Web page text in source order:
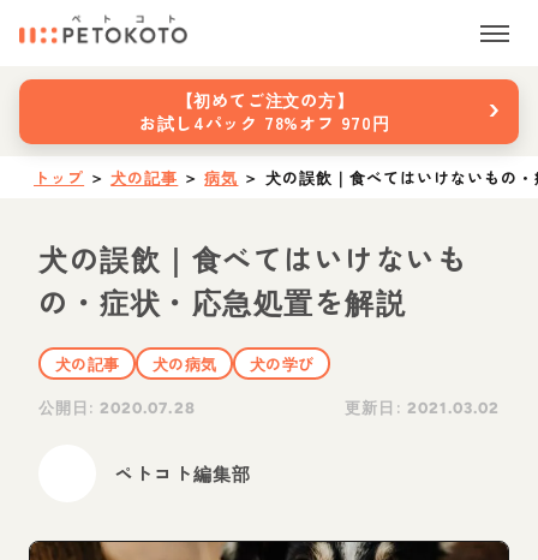
【初めてご注文の方】
お試し4パック 78%オフ 970円
›
トップ ＞ 犬の記事 ＞ 病気 ＞ 犬の誤飲｜食べてはいけないもの
犬の誤飲｜食べてはいけないも
の・症状・応急処置を解説
犬の記事 犬の病気
犬の学び
公開日:2020.07.28 更新日: 2021.03.02
ペトコト編集部